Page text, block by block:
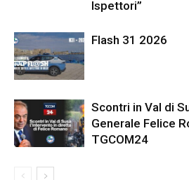
Ispettori”
Flash 31 2026
Scontri in Val di
Generale Felice
TGCOM24